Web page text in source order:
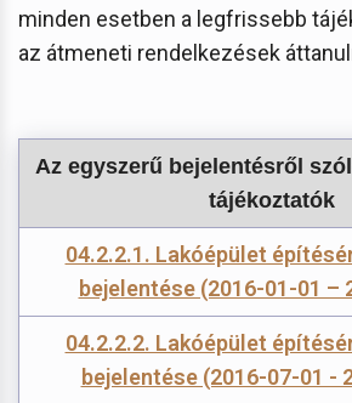
minden esetben a legfrissebb
az átmeneti rendelkezések
Az egyszerű bejelentésről
tájékoztatók
04.2.2.1. Lakóépület
bejelentése (2016-01-01 –
04.2.2.2. Lakóépület
bejelentése (2016-07-01 -